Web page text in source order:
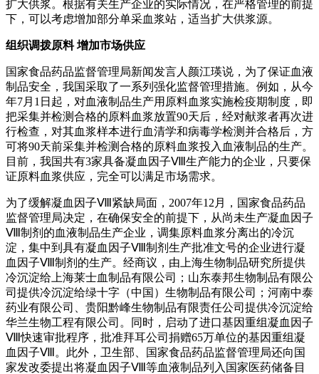
扩大供浆。根据有关生产企业的实际情况，在严格管理的前提
下，可以考虑增加部分单采血浆站，适当扩大供浆源。
组织调拨原料 增加市场供应
国家食品药品监督管理局新闻发言人颜江瑛说，为了保证血液
制品安全，我国采取了一系列强化监督管理措施。例如，从今
年7月1日起，对血液制品生产用原料血浆实施检疫期制度，即
把采集并检测合格的原料血浆放置90天后，经对献浆者再次进
行检查，对其血浆样本进行血清学和病毒学检测并合格后，方
可将90天前采集并检测合格的原料血浆投入血液制品的生产。
目前，我国共有3家具备凝血因子Ⅷ生产能力的企业，只要保
证原料血浆供应，完全可以满足市场需求。
为了缓解凝血因子Ⅷ紧缺局面，2007年12月，国家食品药品
监督管理局决定，在确保安全的前提下，从尚未生产凝血因子
Ⅷ制剂的血液制品生产企业，调集原料血浆分离出的冷沉
淀，集中到具有凝血因子Ⅷ制剂生产批准文号的企业进行凝
血因子Ⅷ制剂的生产。经商议，由上海生物制品研究所提供
冷沉淀给上海莱士血制品有限公司；山东泰邦生物制品有限公
司提供冷沉淀给绿十字（中国）生物制品有限公司；河南中泰
药业有限公司、贵阳黔峰生物制品有限责任公司提供冷沉淀给
华兰生物工程有限公司。同时，启动了进口基因重组凝血因子
Ⅷ快速审批程序，批准拜耳公司捐赠65万单位的基因重组凝
血因子Ⅷ。此外，卫生部、国家食品药品监督管理局还向国
家发改委提出将凝血因子Ⅷ等血液制品列入国家医药储备目